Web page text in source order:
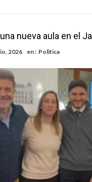
nueva aula en el
2026 en : Politica